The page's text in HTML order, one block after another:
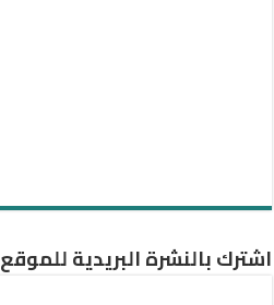
اشترك بالنشرة البريدية للموقع